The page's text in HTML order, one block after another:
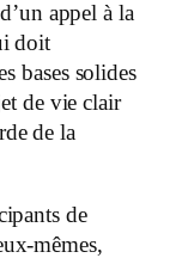
appel à la
doit
bases solides
de vie clair
de la
de
mêmes,